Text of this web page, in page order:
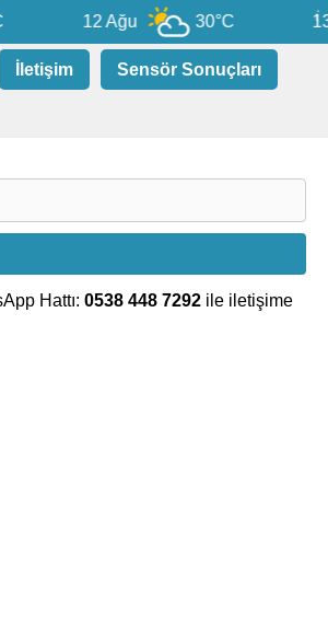
12 Ağu 30°C
İletişim
Sensör Sonuçları
Hattı: 0538 448 7292ile iletişime